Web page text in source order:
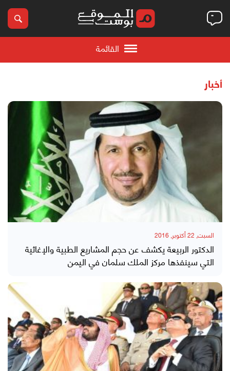
القائمة
أخبار
السبت, 22 أكتوبر, 2016
الدكتور الربيعة يكشف عن حجم المشاريع الطبية والإغاثية
التي سينفذها مركز الملك سلمان في اليمن